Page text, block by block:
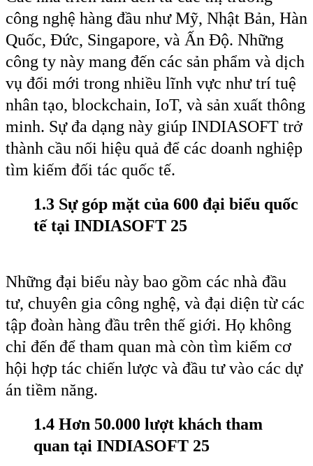
công nghệ hàng đầu như Mỹ, Nhật Bản, Hàn
Quốc, Đức, Singapore, và Ấn Độ. Những
công ty này mang đến các sản phẩm và dịch
vụ đổi mới trong nhiều lĩnh vực như trí tuệ
nhân tạo, blockchain, IoT, và sản xuất thông
minh. Sự đa dạng này giúp INDIASOFT trở
thành cầu nối hiệu quả để các doanh nghiệp
tìm kiếm đối tác quốc tế.
1.3 Sự góp mặt của 600 đại biểu quốc
tếtại INDIASOFT 25
Những đại biểu này bao gồm các nhà đầu
tư, chuyên gia công nghệ, và đại diện từ các
tập đoàn hàng đầu trên thế giới. Họ không
chỉ đến để tham quan mà còn tìm kiếm cơ
hội hợp tác chiến lược và đầu tư vào các dự
án tiềm năng.
1.4 Hơn 50.000 lượt khách tham
quan tại INDIASOFT 25